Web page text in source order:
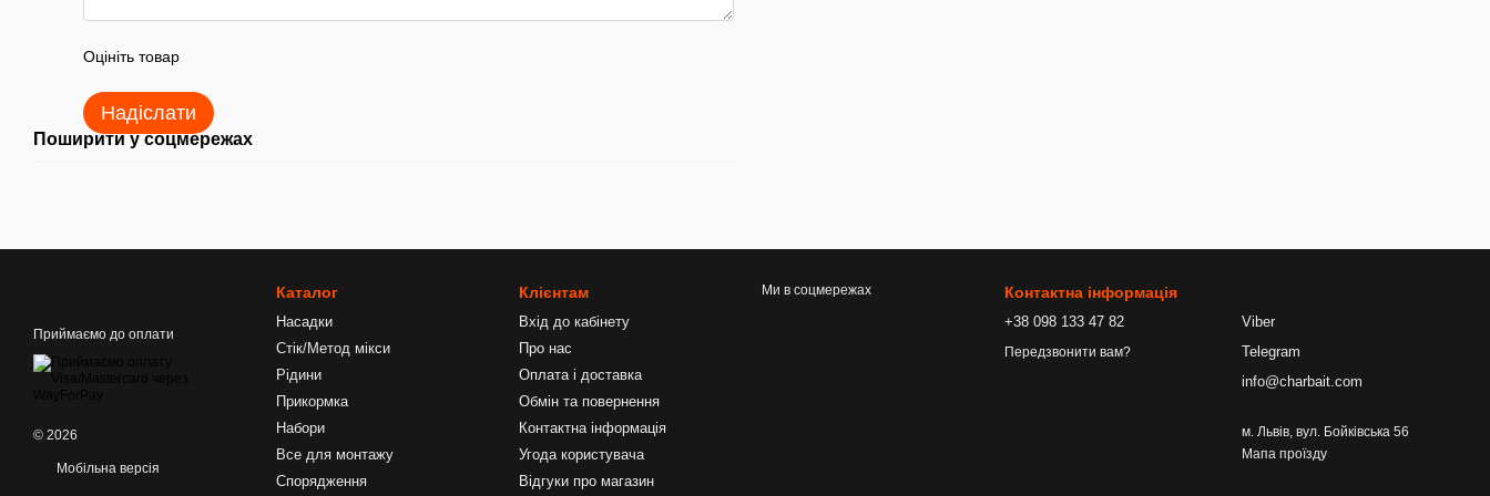
Оцініть товар
Надіслати
Поширити у соцмережах
Приймаємо до оплати
© 2026
Мобільна версія
Каталог
Насадки
Стік/Метод мікси
Рідини
Прикормка
Набори
Все для монтажу
Спорядження
Клієнтам
Вхід до кабінету
Про нас
Оплата і доставка
Обмін та повернення
Контактна інформація
Угода користувача
Відгуки про магазин
Ми в соцмережах Контактна інформація
+38 098 133 47 82
Передзвонити вам?
Viber
Telegram
info@charbait.com
м. Львів, вул. Бойківська 56
Мапа проїзду